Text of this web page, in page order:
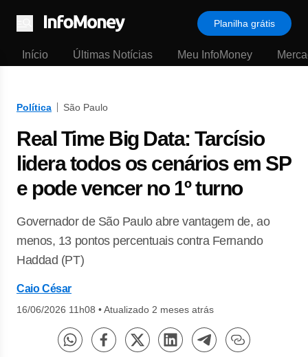
Menu
Planilha grátis
Início Últimas Notícias Meu InfoMoney
Política São Paulo
Real Time Big Data: Tarcísio
lidera todos os cenários em SP
e pode vencer no 1º turno
Governador de São Paulo abre vantagem de, ao
menos, 13 pontos percentuais contra Fernando
Haddad (PT)
Caio César
16/06/2026 11h08 •Atualizado 2 meses atrás